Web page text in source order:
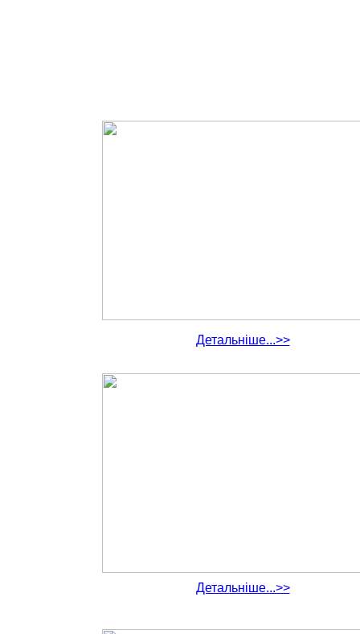
Детальніше...>>
Детальніше...>>